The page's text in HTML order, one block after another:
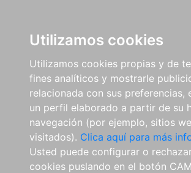
Utilizamos cookies
Utilizamos cookies propias y de
fines analíticos y mostrarle
relacionada con sus preferencias,
un perfil elaborado a partir de su
navegación (por ejemplo, sitios
visitados). Clica aquí para más
Usted puede configurar o
cookies puslando en el botón